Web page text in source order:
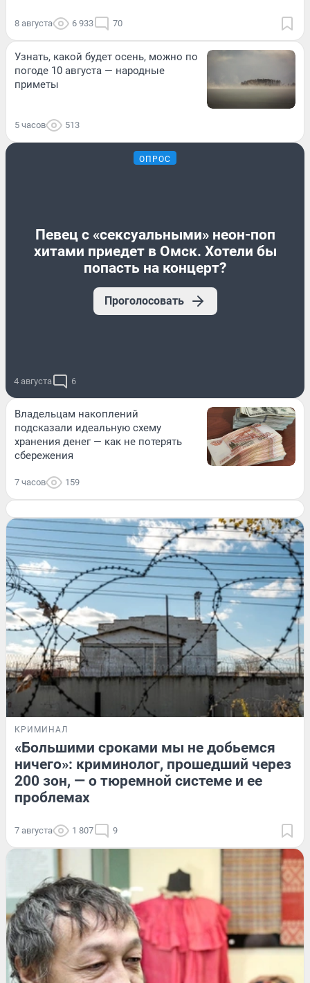
8 августа 6 933 70
Узнать, какой будет осень, можно по
погоде 10 августа — народные
приметы
5 часов 513
ОПРОС
Певец с «сексуальными» неон-поп
хитами приедет в Омск. Хотели бы
попасть на концерт?
Проголосовать
4 августа 6
Владельцам накоплений
подсказали идеальную схему
хранения денег — как не потерять
сбережения
7 часов 159
КРИМИНАЛ
«Большими сроками мы не добьемся
ничего»: криминолог, прошедший через
200 зон, — о тюремной системе и ее
проблемах
7 августа 1 807 9